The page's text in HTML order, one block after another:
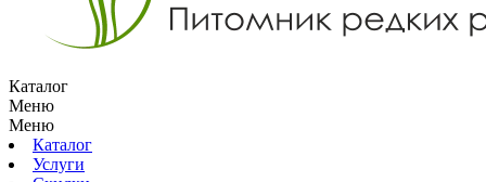
Каталог
Меню
Меню
Каталог
Услуги